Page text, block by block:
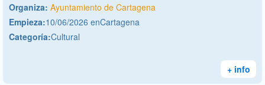
Organiza: Ayuntamiento de Cartagena
Empieza:10/06/2026 enCartagena
Categoría:Cultural
+ info